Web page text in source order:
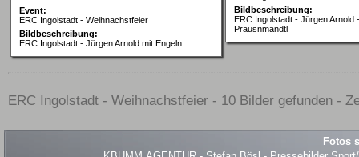
Event:
ERC Ingolstadt - Weihnachstfeier
Bildbeschreibung:
ERC Ingolstadt - Jürgen Arnold mit Engeln
Bildbeschreibung:
ERC Ingolstadt - Jürgen Arnold
Prausnmändtl
ERC Ingolstadt - Weihnachstfeier - 10 Bilder gefunden -
Fotos